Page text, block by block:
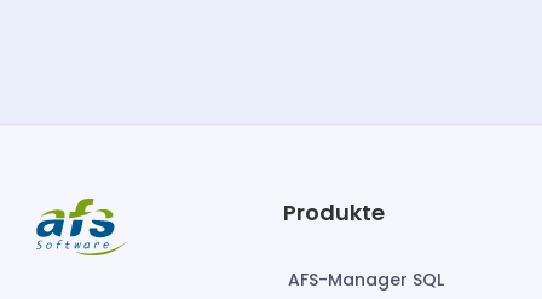
Produkte
AFS-Manager SQL